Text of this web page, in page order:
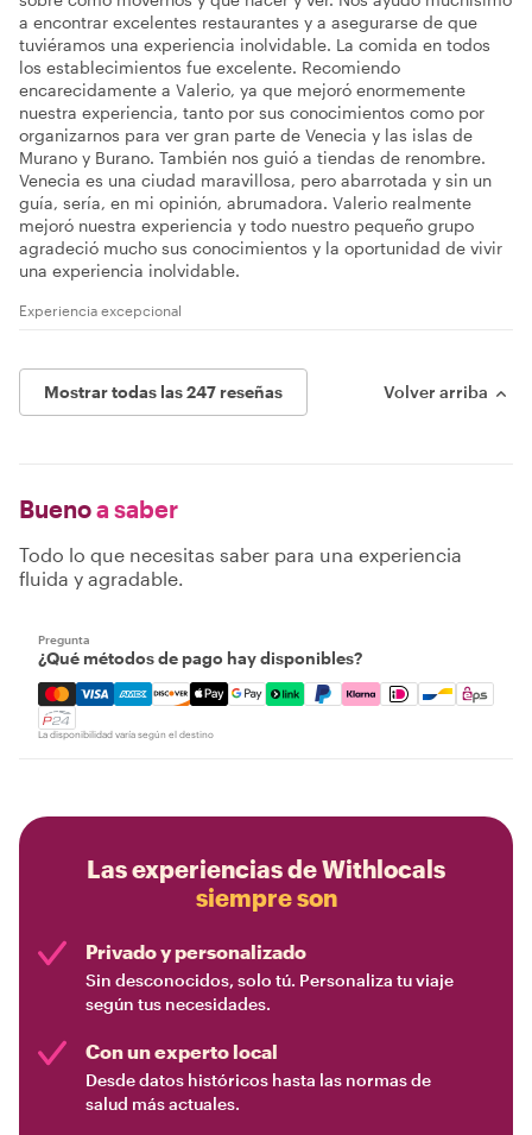
a encontrar excelentes restaurantes y a asegurarse de que
tuviéramos una experiencia inolvidable. La comida en todos
los establecimientos fue excelente. Recomiendo
encarecidamente a Valerio, ya que mejoró enormemente
nuestra experiencia, tanto por sus conocimientos como por
organizarnos para ver gran parte de Venecia y las islas de
Murano y Burano. También nos guió a tiendas de renombre.
Venecia es una ciudad maravillosa, pero abarrotada y sin un
guía, sería, en mi opinión, abrumadora. Valerio realmente
mejoró nuestra experiencia y todo nuestro pequeño grupo
agradeció mucho sus conocimientos y la oportunidad de vivir
una experiencia inolvidable.
Experiencia excepcional
Mostrar todas las 247 reseñas Volver arriba
Buenoa saber
Todo lo que necesitas saber para una experiencia
fluida y agradable.
Pregunta
¿Qué métodos de pago hay disponibles?
Mastercard, Visa, Amex, Discover, Apple Pay, Google
La disponibilidad varía según el destino
Las experiencias de Withlocals
siempre son
Privado y personalizado
Sin desconocidos, solo tú. Personaliza tu viaje
según tus necesidades.
Con un experto local
Desde datos históricos hasta las normas de
salud más actuales.